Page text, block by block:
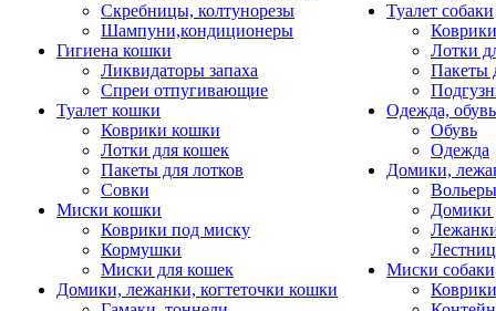
Скребницы, колтунорезы
Шампуни,кондиционеры
Гигиена кошки
Ликвидаторы запаха
Спреи отпугивающие
Туалет кошки
Коврики кошки
Лотки для кошек
Пакеты для лотков
Совки
Миски кошки
Коврики под миску
Кормушки
Миски для кошек
Домики, лежанки, когтеточки кошки
Туалет собаки
Коврики
Лотки
Пакеты
Одежда, обувь
Обувь
Одежда
Домики,
Домики
Миски собаки